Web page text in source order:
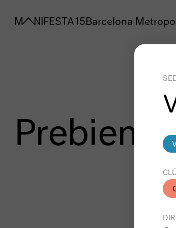
MANIFESTA 15 Barcelona
Prebienal